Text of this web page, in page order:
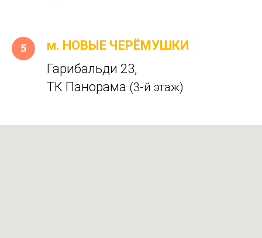
м. НОВЫЕ ЧЕРЁМУШКИ
Гарибальди 23,
ТК Панорама (3-й этаж)